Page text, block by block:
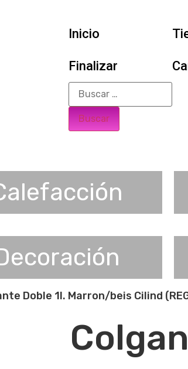
Inicio
Finalizar
Doble 1l. Marron/beis Cilind